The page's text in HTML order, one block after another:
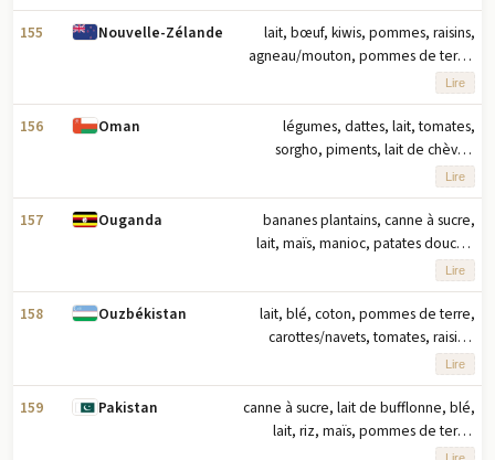
155 Nouvelle-Zélande
lait, bœuf, kiwis, pommes, raisins,
agneau/mouton, pommes de terre,
blé, orge, poulet (2023) note : dix
principaux produits agricoles basés
sur le tonnage
Lire
156 Oman
légumes, dattes, lait, tomates,
sorgho, piments, lait de chèvre,
concombres/cornichons, melons
cantaloups, choux (2023) note : dix
principaux produits agricoles en
fonction du tonnage
Lire
157 Ouganda
bananes plantains, canne à sucre,
lait, maïs, manioc, patates douces,
légumes, haricots, pommes de terre,
thé (2023) note : dix principaux
produits agricoles basés sur le
tonnage
Lire
158 Ouzbékistan
lait, blé, coton, pommes de terre,
carottes/navets, tomates, raisins,
pastèques, légumes, pommes (2023)
note : dix principaux produits
agricoles basés sur le tonnage
Lire
159 Pakistan
canne à sucre, lait de bufflonne, blé,
lait, riz, maïs, pommes de terre,
coton, mangues/goyaves, poulet